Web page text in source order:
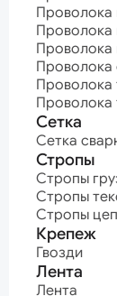
Проволока
Проволока
Проволока
Проволока
Проволока
Проволока
Сетка
Сетка
Стропы
Стропы
Стропы
Стропы
Крепеж
Гвозди
Лента
Лента